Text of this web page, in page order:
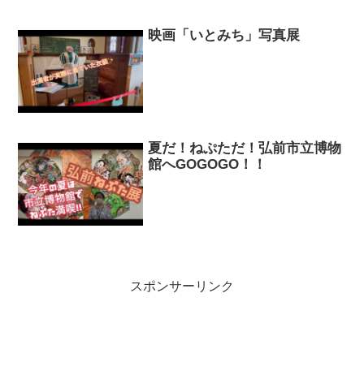
映画「いとみち」写真展
夏だ！ねぷただ！弘前市立博物
館へGOGOGO！！
スポンサーリンク